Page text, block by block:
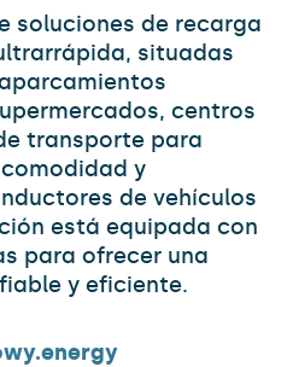
soluciones de recarga
situadas
centros
transporte para
y
de vehículos
está equipada con
para ofrecer una
y eficiente.